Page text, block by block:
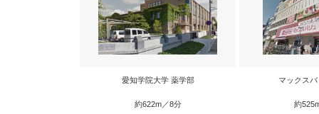
愛知学院大学 薬学部
約622m／8分
マックス
約